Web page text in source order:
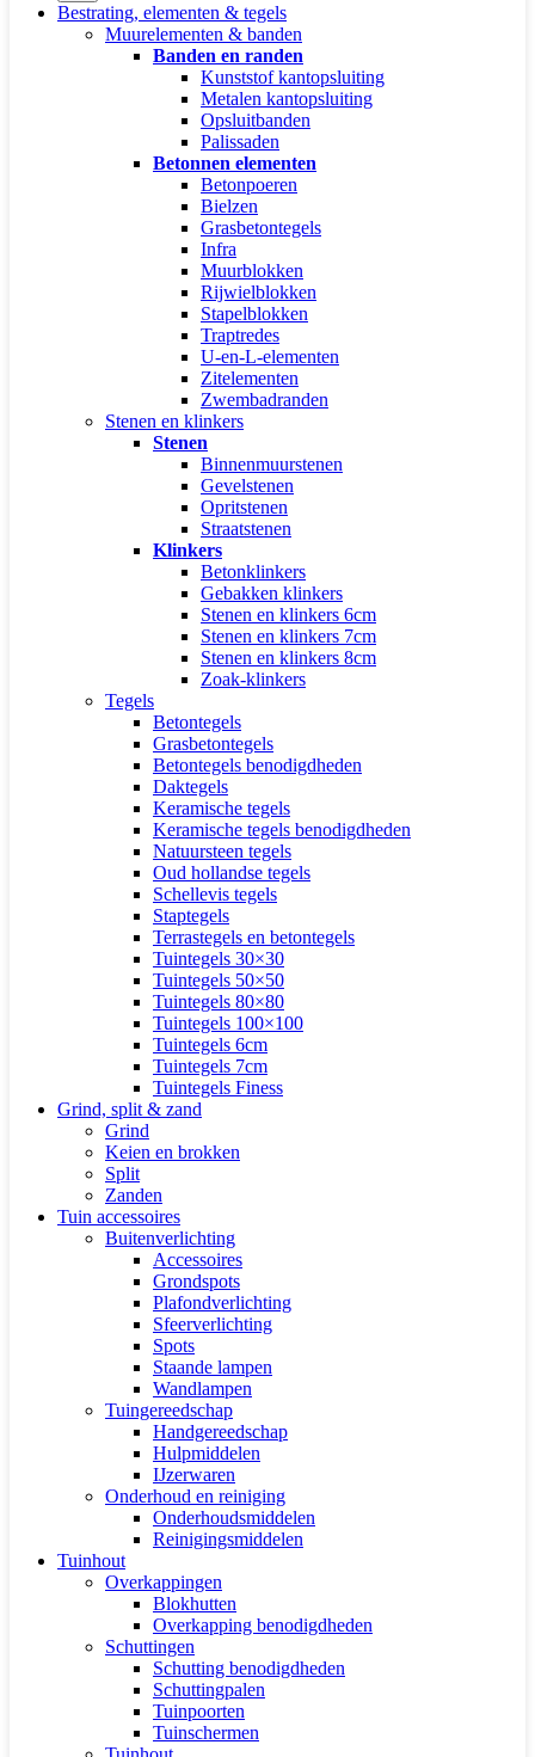
Bestrating, elementen & tegels
Muurelementen & banden
Banden en randen
Kunststof kantopsluiting
Metalen kantopsluiting
Opsluitbanden
Palissaden
Betonnen elementen
Betonpoeren
Bielzen
Grasbetontegels
Infra
Muurblokken
Rijwielblokken
Stapelblokken
Traptredes
U-en-L-elementen
Zitelementen
Zwembadranden
Stenen en klinkers
Stenen
Binnenmuurstenen
Gevelstenen
Opritstenen
Straatstenen
Klinkers
Betonklinkers
Gebakken klinkers
Stenen en klinkers 6cm
Stenen en klinkers 7cm
Stenen en klinkers 8cm
Zoak-klinkers
Tegels
Betontegels
Grasbetontegels
Betontegels benodigdheden
Daktegels
Keramische tegels
Keramische tegels benodigdheden
Natuursteen tegels
Oud hollandse tegels
Schellevis tegels
Staptegels
Terrastegels en betontegels
Tuintegels 30×30
Tuintegels 50×50
Tuintegels 80×80
Tuintegels 100×100
Tuintegels 6cm
Tuintegels 7cm
Tuintegels Finess
Grind, split & zand
Grind
Keien en brokken
Split
Zanden
Tuin accessoires
Buitenverlichting
Accessoires
Grondspots
Plafondverlichting
Sfeerverlichting
Spots
Staande lampen
Wandlampen
Tuingereedschap
Handgereedschap
Hulpmiddelen
IJzerwaren
Onderhoud en reiniging
Onderhoudsmiddelen
Reinigingsmiddelen
Tuinhout
Overkappingen
Blokhutten
Overkapping benodigdheden
Schuttingen
Schutting benodigdheden
Schuttingpalen
Tuinpoorten
Tuinschermen